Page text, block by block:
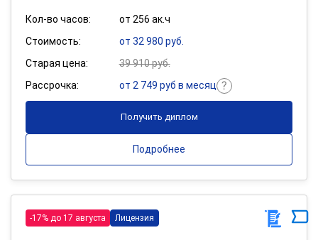
Кол-во часов:
от 256 ак.ч
Стоимость:
от 32 980 руб.
Старая цена:
39 910 руб.
Рассрочка:
от 2 749 руб в месяц
Получить диплом
Подробнее
-17% до 17 августа Лицензия